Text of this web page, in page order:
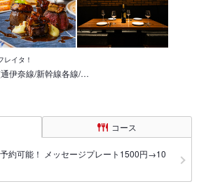
レイタ！
伊奈線/新幹線各線/…
コース
予約可能！ メッセージプレート1500円→10